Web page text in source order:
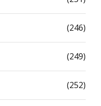
(246)
(249)
(252)